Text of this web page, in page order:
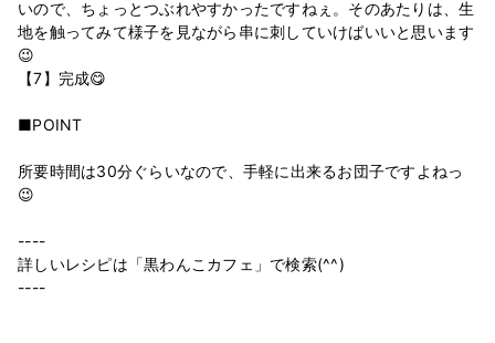
いので、ちょっとつぶれやすかったですねぇ。そのあたりは、生
地を触ってみて様子を見ながら串に刺していけばいいと思います
😉
【7】完成😋
■POINT
所要時間は30分ぐらいなので、手軽に出来るお団子ですよねっ
😉
----
詳しいレシピは「黒わんこカフェ」で検索(^^)
----